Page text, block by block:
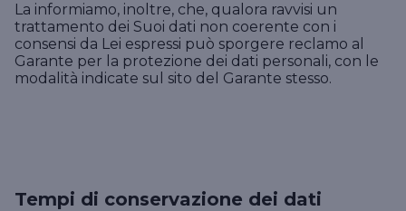
La informiamo, inoltre, che, qualora ravvisi un
trattamento dei Suoi dati non coerente con i
consensi da Lei espressi può sporgere reclamo al
Garante per la protezione dei dati personali, con le
modalità indicate sul sito del Garante stesso.
Tempi di conservazione dei dati